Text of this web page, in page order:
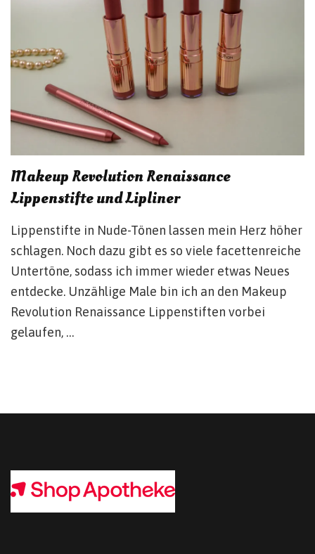
Makeup Revolution Renaissance
Lippenstifte und Lipliner
Lippenstifte in Nude-Tönen lassen mein Herz höher
schlagen. Noch dazu gibt es so viele facettenreiche
Untertöne, sodass ich immer wieder etwas Neues
entdecke. Unzählige Male bin ich an den Makeup
Revolution Renaissance Lippenstiften vorbei
gelaufen, …